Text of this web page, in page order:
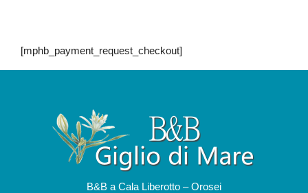
[mphb_payment_request_checkout]
B&B a Cala Liberotto – Orosei